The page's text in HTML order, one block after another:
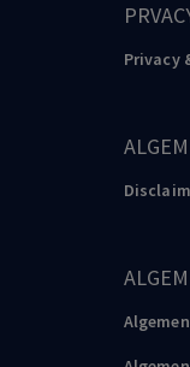
Privacy